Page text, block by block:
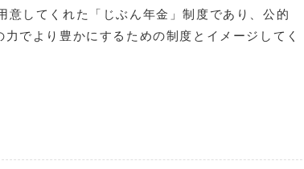
意してくれた「じぶん年金」制度であり、公的
でより豊かにするための制度とイメージしてく